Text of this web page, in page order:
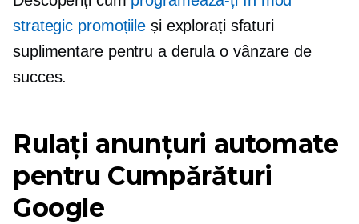
strategic promoțiile și explorați sfaturi
suplimentare pentru a derula o vânzare de
succes.
Rulați anunțuri automate
pentru Cumpărături
Google